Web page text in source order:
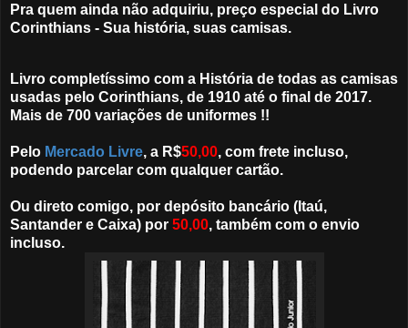
Pra quem ainda não adquiriu, preço especial do Livro
Corinthians - Sua história, suas camisas.
Livro completíssimo com a História de todas as camisas
usadas pelo Corinthians, de 1910 até o final de 2017.
Mais de 700 variações de uniformes !!
Pelo Mercado Livre, a R$50,00, com frete incluso,
podendo parcelar com qualquer cartão.
Ou direto comigo, por depósito bancário (Itaú,
Santander e Caixa) por 50,00, também com o envio
incluso.